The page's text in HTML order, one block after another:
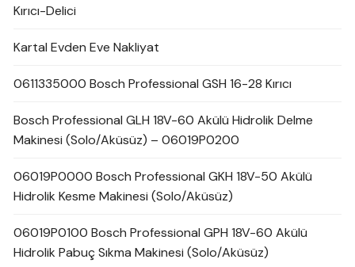
Kırıcı-Delici
Kartal Evden Eve Nakliyat
0611335000 Bosch Professional GSH 16-28 Kırıcı
Bosch Professional GLH 18V-60 Akülü Hidrolik Delme
Makinesi (Solo/Aküsüz) – 06019P0200
06019P0000 Bosch Professional GKH 18V-50 Akülü
Hidrolik Kesme Makinesi (Solo/Aküsüz)
06019P0100 Bosch Professional GPH 18V-60 Akülü
Hidrolik Pabuç Sıkma Makinesi (Solo/Aküsüz)